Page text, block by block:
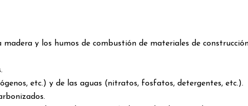
y los humos de combustión de materiales de
etc.) y de las aguas (nitratos, fosfatos, detergentes, etc.).